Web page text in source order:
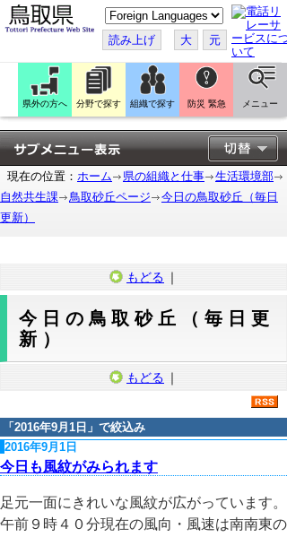
こ
の
ペ
ー
ジ
翻
訳
す
る
読み上げ 大 元
県外の方へ 分野で探す 組織で探す 防災 緊急 メニュー
現在の位置： ホーム 県の組織と仕事
生活環境部
自然共生課
鳥取砂丘ページ
今日の鳥取砂丘（毎日
更新）
もどる ｜
今日の鳥取砂丘（毎日更
新）
もどる ｜
「 2016年9月1日 」で絞込み
2016年9月1日
今日も風紋がみられます
足元一面にきれいな風紋が広がっています。
午前９時４０分現在の風向・風速は南南東の